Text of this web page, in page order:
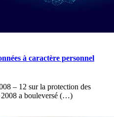
à caractère personnel
– 12 sur la protection des
2008 a bouleversé (…)